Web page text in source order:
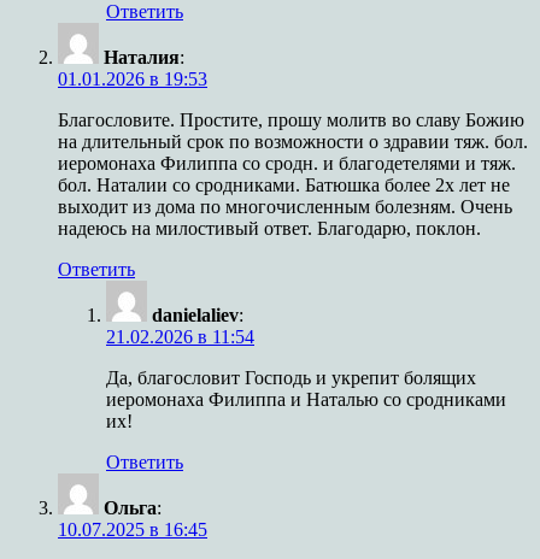
Ответить
Наталия:
01.01.2026 в 19:53
Благословите. Простите, прошу молитв во славу Божию
на длительный срок по возможности о здравии тяж. бол.
иеромонаха Филиппа со сродн. и благодетелями и тяж.
бол. Наталии со сродниками. Батюшка более 2х лет не
выходит из дома по многочисленным болезням. Очень
надеюсь на милостивый ответ. Благодарю, поклон.
Ответить
danielaliev:
21.02.2026 в 11:54
Да, благословит Господь и укрепит болящих
иеромонаха Филиппа и Наталью со сродниками
их!
Ответить
Ольга:
10.07.2025 в 16:45